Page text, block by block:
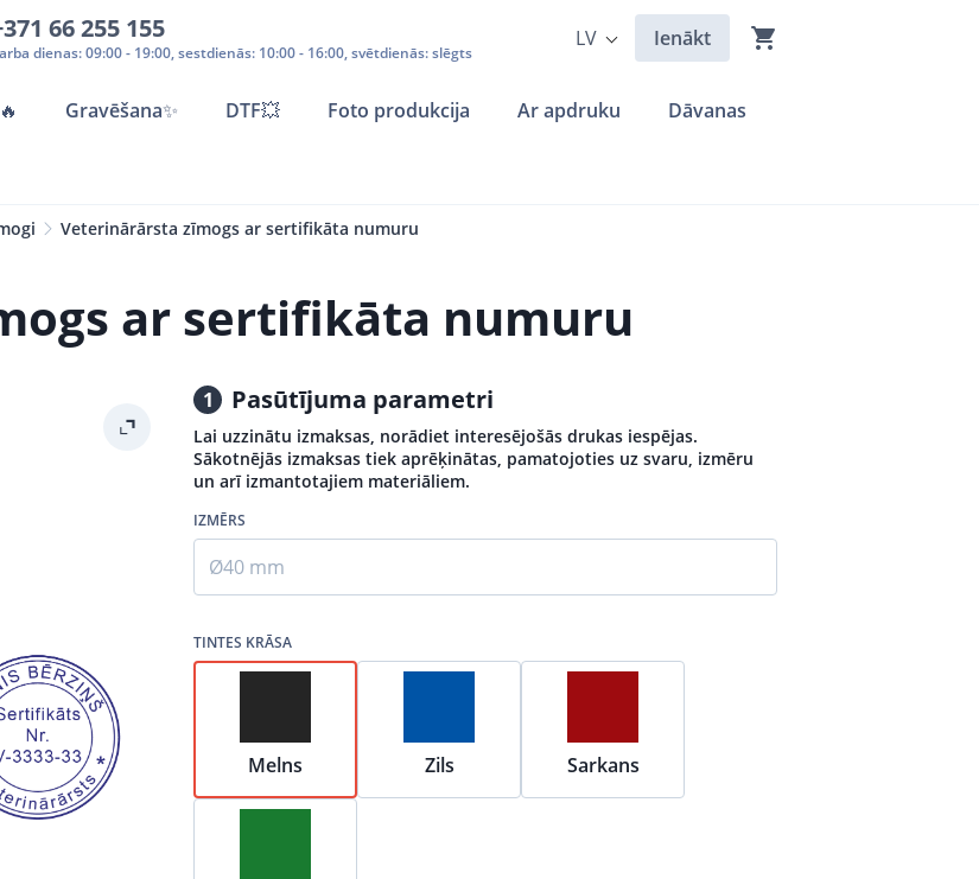
66 255 155
dienas: 09:00 - 19:00, sestdienās: 10:00 - 16:00, svētdienās: slēgts
LV Ienākt
🔥 Gravēšana✨ DTF💥 Foto produkcija Ar apdruku Dāvanas
Veterinārārsta zīmogs ar sertifikāta numuru
ar sertifikāta numuru
1 Pasūtījuma parametri
Lai uzzinātu izmaksas, norādiet interesējošās drukas iespējas.
Sākotnējās izmaksas tiek aprēķinātas, pamatojoties uz svaru, izmēru
un arī izmantotajiem materiāliem.
IZMĒRS
Ø40 mm
TINTES KRĀSA
Melns Zils Sarkans